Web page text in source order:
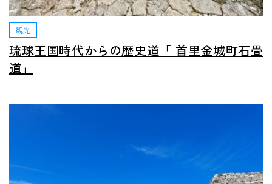
観光
琉球王国時代からの歴史道「 首里金城町石畳
道」